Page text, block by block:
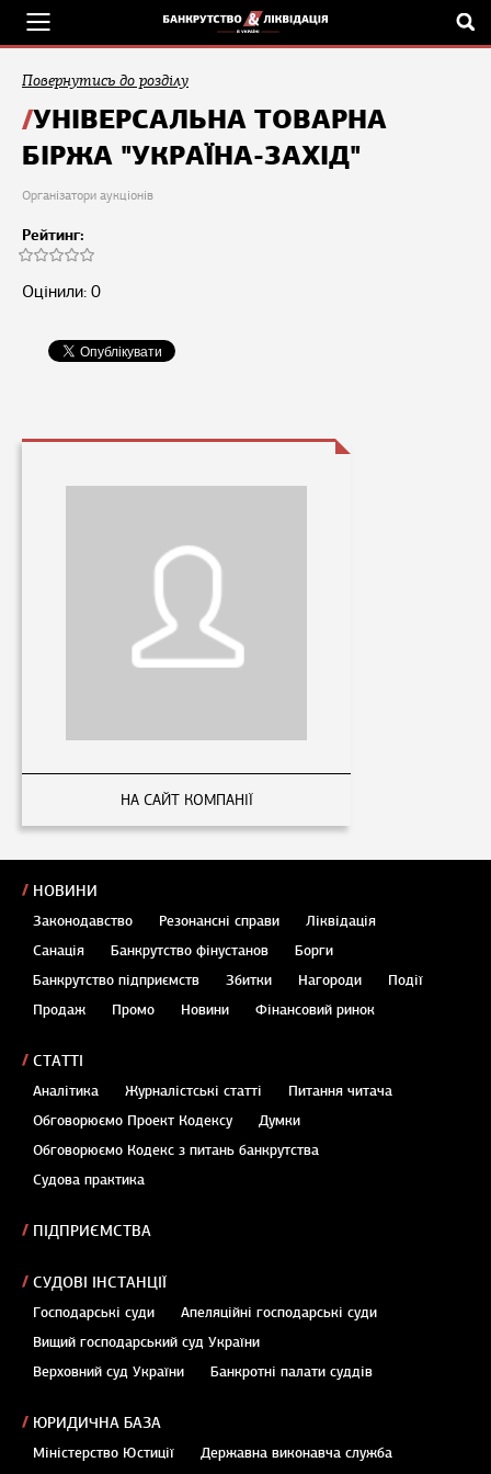
Повернутись до розділу
УНІВЕРСАЛЬНА ТОВАРНА
БІРЖА "УКРАЇНА-ЗАХІД"
Організатори аукціонів
Рейтинг:
Оцінили: 0
НА САЙТ КОМПАНІЇ
НОВИНИ
Законодавство Резонансні справи
Ліквідація
Санація
Банкрутство фінустанов
Борги
Банкрутство підприємств
Збитки Нагороди
Події
Продаж
Промо Новини Фінансовий ринок
СТАТТІ
Аналітика Журналістські статті
Питання читача
Обговорюємо Проект Кодексу
Думки
Обговорюємо Кодекс з питань банкрутства
Судова практика
ПІДПРИЄМСТВА
СУДОВІ ІНСТАНЦІЇ
Господарські суди
Апеляційні господарські суди
Вищий господарський суд України
Верховний суд України
Банкротні палати суддів
ЮРИДИЧНА БАЗА
Міністерство Юстиції Державна виконавча служба